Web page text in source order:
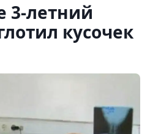
3-летний
кусочек